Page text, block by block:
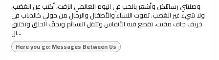
وصلتني رسائلكن وأشعر بالحب في اليوم العالمي الزفت، أكتب عن الغضب،
ولا شيء غير الغضب. تموت النساء والأطفال والرجال من حولي كالذباب في
خريف جاف مقيت، تقطع فيه الأنفاس وتثقل النسائم ويجفّ الحلق وتختنق
ال...
Here you go: Messages Between Us